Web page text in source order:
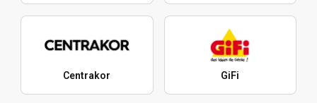
Centrakor GiFi